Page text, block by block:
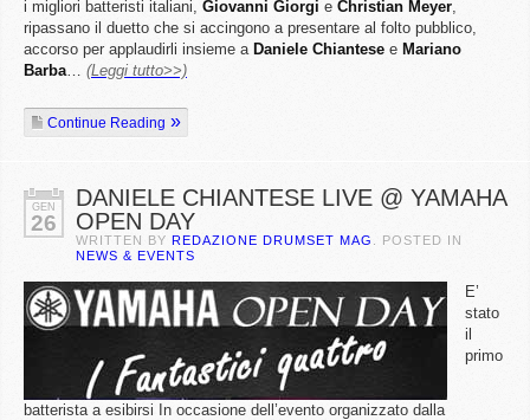
i migliori batteristi italiani, Giovanni Giorgi e Christian Meyer,
ripassano il duetto che si accingono a presentare al folto pubblico,
accorso per applaudirli insieme a Daniele Chiantese e Mariano
Barba… (Leggi tutto>>)
Continue Reading
GEN
26
DANIELE CHIANTESE LIVE @ YAMAHA
OPEN DAY
WRITTEN BY REDAZIONE DRUMSET MAG
. POSTED IN
NEWS & EVENTS
E’
stato
il
primo
batterista a esibirsi In occasione dell’evento organizzato dalla